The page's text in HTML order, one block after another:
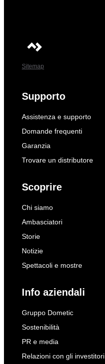
Sitemap
Supporto
Assistenza e supporto
Domande frequenti
Garanzia
Trovare un distributore
Scoprire
Chi siamo
Ambasciatori
Storie
Notizie
Spettacoli e mostre
Info aziendali
Gruppo Dometic
Sostenibilità
PR e media
Relazioni con gli investitori